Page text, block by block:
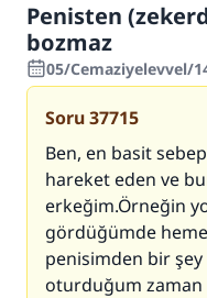
Penisten
bozmaz
05/Cemaziyelevvel/
Soru37715
Ben, en basit
hareket eden ve
erkeğim.Örneğin
gördüğümde
penisimden bir şey
oturduğum zaman